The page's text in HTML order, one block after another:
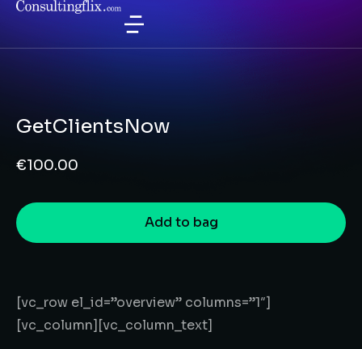
GetClientsNow
€100.00
Add to bag
[vc_row el_id=”overview” columns=”1″]
[vc_column][vc_column_text]